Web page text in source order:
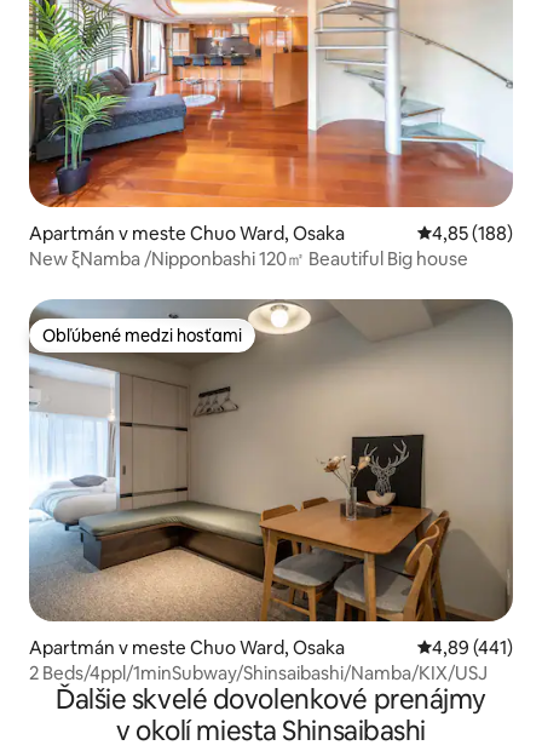
Apartmán v meste Chuo Ward, Osaka Priemerné
4,85 (188)
New ξNamba /Nipponbashi 120㎡ Beautiful Big house
Obľúbené medzi hosťami
Obľúbené medzi hosťami
Apartmán v meste Chuo Ward, Osaka Priemerné
4,89 (441)
2 Beds/4ppl/1minSubway/Shinsaibashi/Namba/KIX/USJ
Ďalšie skvelé dovolenkové prenájmy
v okolí miesta Shinsaibashi